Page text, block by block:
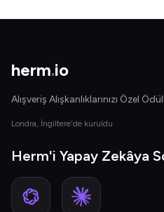
herm.io
Alışveriş Alışkanlıklarınızı Özel
Londra, İngiltere'de kuruldu
Herm'i Yapay Zekâya